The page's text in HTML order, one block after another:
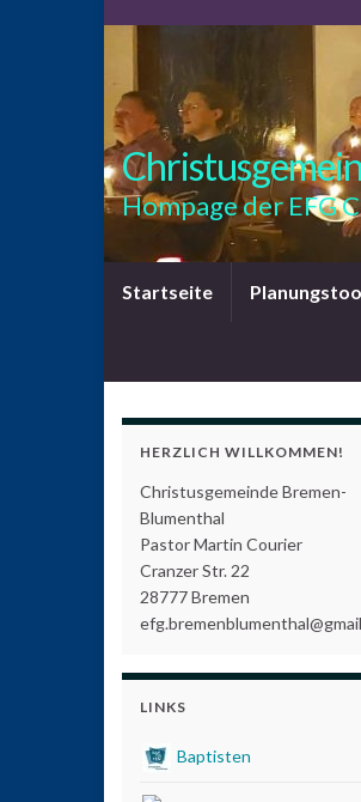
Hompage der EFG
Startseite
HERZLICH WILLKOMMEN!
Christusgemeinde Bremen-
Blumenthal
Pastor Martin Courier
Cranzer Str. 22
28777 Bremen
LINKS
Baptisten